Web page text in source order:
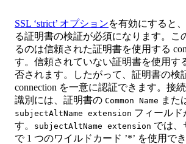
SSL ‘strict’ オプションを有効にすると
る証明書の検証が必須になります。こ
るのは信頼された証明書を使用する
す。信頼されていない証明書を使用す
否されます。したがって、証明書の検
connection を一意に認証できます。接
識別には、証明書の Common Name また
subjectAltName extension フィールド
す。
subjectAltName extension では、
で 1 つのワイルドカード ’*’ を使用で